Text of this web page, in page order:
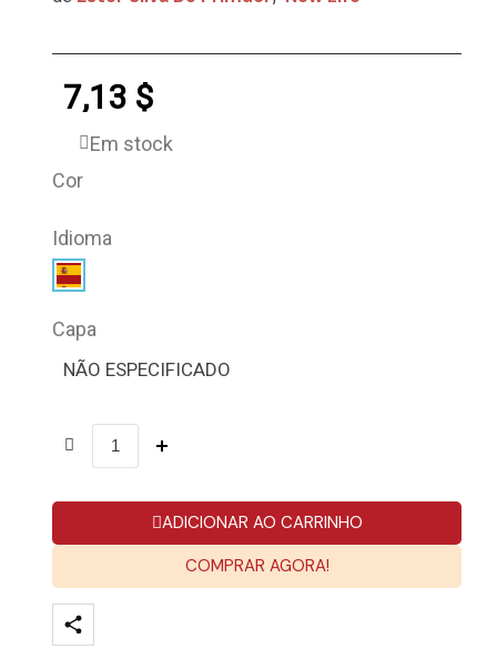
7,13 $
Em stock
Cor
Idioma
Capa
NÃO ESPECIFICADO
ADICIONAR AO CARRINHO
COMPRAR AGORA!